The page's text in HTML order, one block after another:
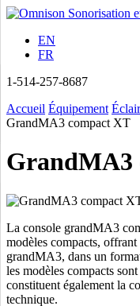
EN
FR
1-514-257-8687
Accueil Équipement
GrandMA3 compact XT
GrandMA3
La console grandMA3
modèles compacts, offrant
grandMA3, dans un
les modèles compacts
constituent également la
technique.